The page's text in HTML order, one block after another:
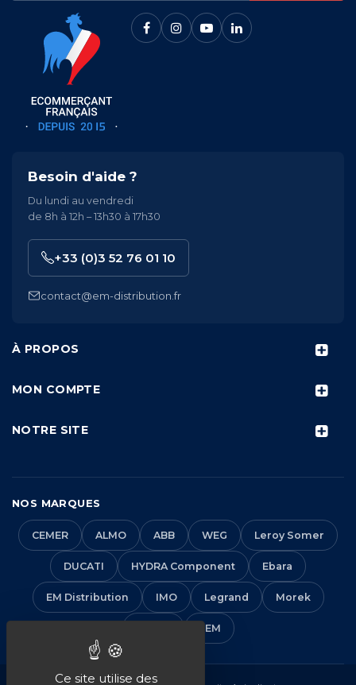
À PROPOS
MON COMPTE
NOTRE SITE
Besoin d'aide ?
Du lundi au vendredi
de 8h à 12h – 13h30 à 17h30
+33 (0)3 52 76 01 10
contact@em-distribution.fr
NOS MARQUES
CEMER ALMO ABB WEG Leroy Somer
DUCATI HYDRA Component Ebara
EM Distribution IMO Legrand Morek
VEM
Ce site utilise des